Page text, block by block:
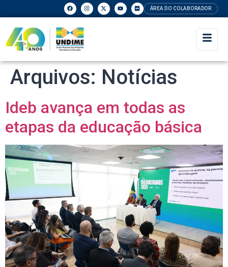
ÁREA DO COLABORADOR
Arquivos: Notícias
Ideb avança em todas as
etapas da educação básica